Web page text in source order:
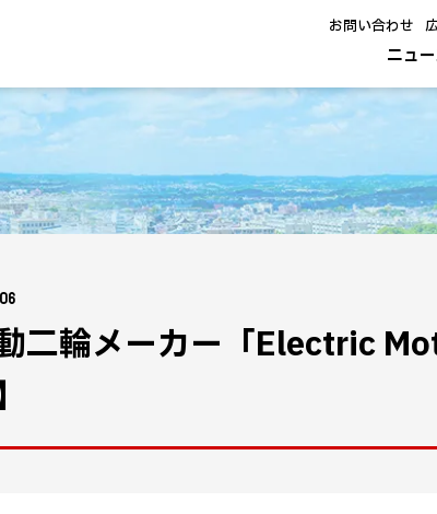
ニュ
お問い合わせ
二輪メーカー「Electric